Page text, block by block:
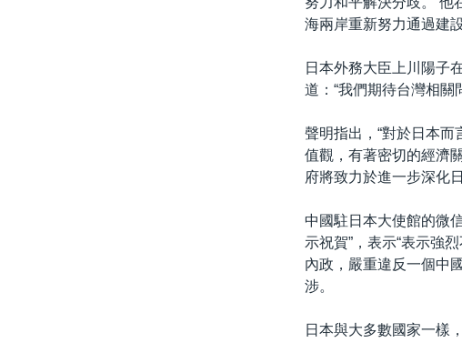
海兩岸重新努力通過建
日本外務大臣上川陽子
道：“我們期待台灣相
聲明指出，“對於日本
值觀，有著密切的經濟
府將致力於進一步深化
中國駐日本大使館的微
示祝賀”，表示“表示強
內政，嚴重違反一個中
涉。
日本與大多數國家一樣